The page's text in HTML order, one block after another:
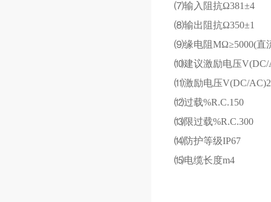
⑺输入阻抗Ω381±4
⑻输出阻抗Ω350±1
⑼缘电阻MΩ≥5000(直
⑽建议激励电压V(DC/
⑾激励电压V(DC/
⑿过载%R.C.150
⒀限过载%R.C.300
⒁防护等级IP67
⒂电缆长度m4